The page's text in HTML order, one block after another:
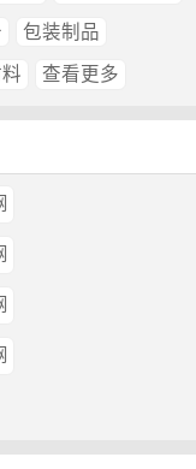
包装制品
查看更多